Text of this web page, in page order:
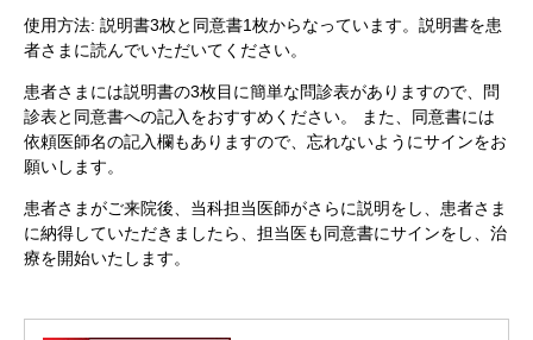
使用方法: 説明書3枚と同意書1枚からなっています。説明書を患
者さまに読んでいただいてください。
患者さまには説明書の3枚目に簡単な問診表がありますので、問
診表と同意書への記入をおすすめください。 また、同意書には
依頼医師名の記入欄もありますので、忘れないようにサインをお
願いします。
患者さまがご来院後、当科担当医師がさらに説明をし、患者さま
に納得していただきましたら、担当医も同意書にサインをし、治
療を開始いたします。